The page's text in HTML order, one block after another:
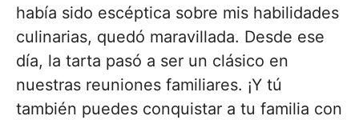
había sido escéptica sobre mis habilidades
culinarias, quedó maravillada. Desde ese
día, la tarta pasó a ser un clásico en
nuestras reuniones familiares. ¡Y tú
también puedes conquistar a tu familia con